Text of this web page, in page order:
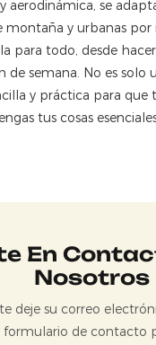
aerodinámica, se
montaña y urbanas por
para todo, desde
de semana. No es solo
y práctica para que
tus cosas
En
Nosotros
deje su correo
de contacto